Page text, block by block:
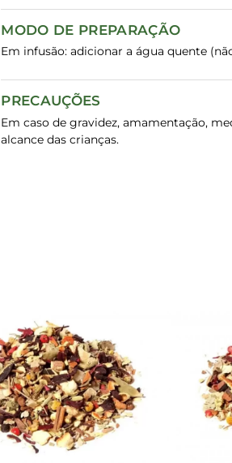
MODO DE PREPARAÇÃO
Em infusão: adicionar a água quente
PRECAUÇÕES
Em caso de gravidez, amamentação,
alcance das crianças.